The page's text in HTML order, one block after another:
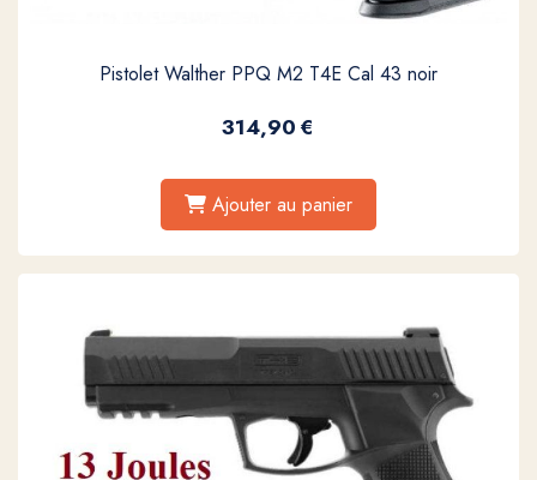
Pistolet Walther PPQ M2 T4E Cal 43 noir
314,90€
Ajouter au panier